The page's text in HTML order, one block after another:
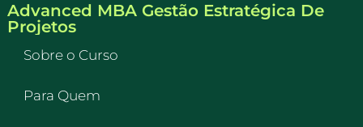
Advanced MBA Gestão Estratégica De
Projetos
Sobre o Curso
Para Quem